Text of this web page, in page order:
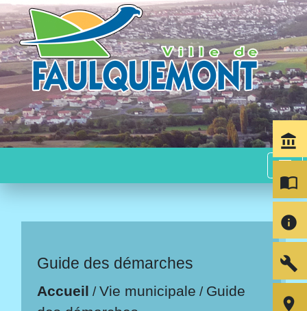
menu
Guide des démarches
Accueil /Vie municipale / Guide
account_balance
import_contacts
info
build
room